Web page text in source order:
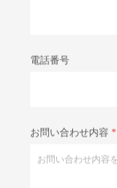
電話番号
お問い合わせ内容 *